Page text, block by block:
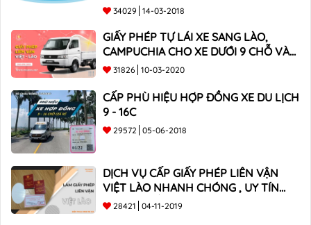
34029 14-03-2018
GIẤY PHÉP TỰ LÁI XE SANG LÀO,
CAMPUCHIA CHO XE DƯỚI 9 CHỖ VÀ
XE BÁN TẢI
31826 10-03-2020
CẤP PHÙ HIỆU HỢP ĐỒNG XE DU LỊCH
9 - 16C
29572 05-06-2018
DỊCH VỤ CẤP GIẤY PHÉP LIÊN VẬN
VIỆT LÀO NHANH CHÓNG , UY TÍN
TOÀN QUỐC
28421 04-11-2019